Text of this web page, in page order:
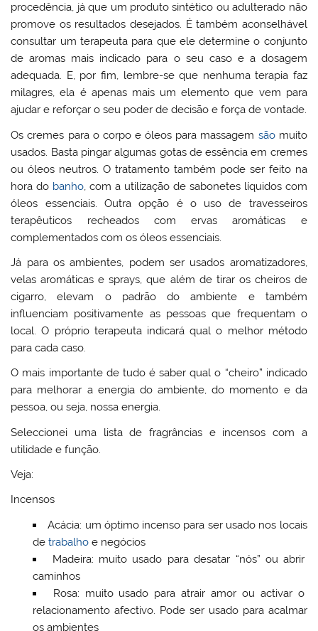
procedência, já que um produto sintético ou adulterado não
promove os resultados desejados. É também aconselhável
consultar um terapeuta para que ele determine o conjunto
de aromas mais indicado para o seu caso e a dosagem
adequada. E, por fim, lembre-se que nenhuma terapia faz
milagres, ela é apenas mais um elemento que vem para
ajudar e reforçar o seu poder de decisão e força de vontade.
Os cremes para o corpo e óleos para massagem sãomuito
usados. Basta pingar algumas gotas de essência em cremes
ou óleos neutros. O tratamento também pode ser feito na
hora do banho , com a utilização de sabonetes líquidos com
óleos essenciais. Outra opção é o uso de travesseiros
terapêuticos recheados com ervas aromáticas e
complementados com os óleos essenciais.
Já para os ambientes, podem ser usados aromatizadores,
velas aromáticas e sprays, que além de tirar os cheiros de
cigarro, elevam o padrão do ambiente e também
influenciam positivamente as pessoas que frequentam o
local. O próprio terapeuta indicará qual o melhor método
para cada caso.
O mais importante de tudo é saber qual o “cheiro” indicado
para melhorar a energia do ambiente, do momento e da
pessoa, ou seja, nossa energia.
Seleccionei uma lista de fragrâncias e incensos com a
utilidade e função.
Veja:
Incensos
Acácia: um óptimo incenso para ser usado nos locais
de trabalhoe negócios
Madeira: muito usado para desatar “nós” ou abrir
caminhos
Rosa: muito usado para atrair amor ou activar o
relacionamento afectivo. Pode ser usado para acalmar
os ambientes